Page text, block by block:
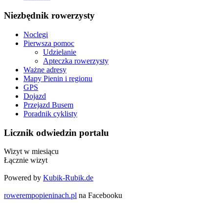
Niezbędnik rowerzysty
Noclegi
Pierwsza pomoc
Udzielanie
Apteczka rowerzysty
Ważne adresy
Mapy Pienin i regionu
GPS
Dojazd
Przejazd Busem
Poradnik cyklisty
Licznik odwiedzin portalu
Wizyt w miesiącu
Łącznie wizyt
Powered by Kubik-Rubik.de
rowerempopieninach.pl na Facebooku